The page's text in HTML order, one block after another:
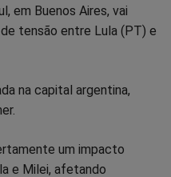
Compartilhar
TelegramGettr
em Buenos Aires, vai
tensão entre Lula (PT) e
na capital argentina,
um impacto
e Milei, afetando